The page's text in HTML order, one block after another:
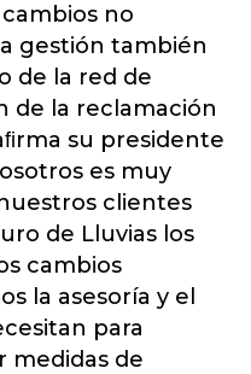
no
gestión también
de la red de
de la reclamación
su presidente
es muy
clientes
de Lluvias los
cambios
la asesoría y el
para
medidas de